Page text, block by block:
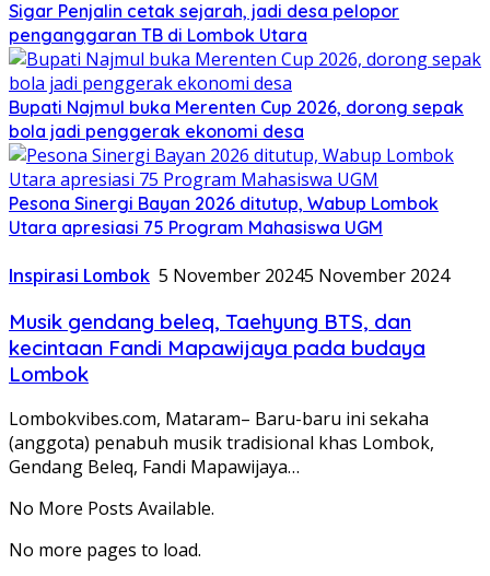
Sigar Penjalin cetak sejarah, jadi desa pelopor
penganggaran TB di Lombok Utara
Bupati Najmul buka Merenten Cup 2026, dorong sepak
bola jadi penggerak ekonomi desa
Pesona Sinergi Bayan 2026 ditutup, Wabup Lombok
Utara apresiasi 75 Program Mahasiswa UGM
Inspirasi Lombok 5 November 20245 November 2024
Musik gendang beleq, Taehyung BTS, dan
kecintaan Fandi Mapawijaya pada budaya
Lombok
Lombokvibes.com, Mataram– Baru-baru ini sekaha
(anggota) penabuh musik tradisional khas Lombok,
Gendang Beleq, Fandi Mapawijaya…
No More Posts Available.
No more pages to load.